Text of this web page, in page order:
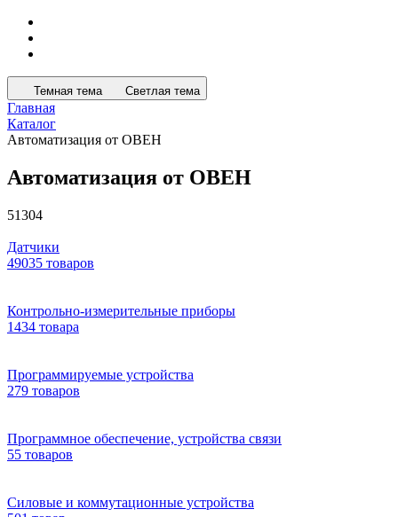
Темная тема Светлая тема
Главная
Каталог
Автоматизация от ОВЕН
Автоматизация от ОВЕН
51304
Датчики
49035 товаров
Контрольно-измерительные приборы
1434 товара
Программируемые устройства
279 товаров
Программное обеспечение, устройства связи
55 товаров
Силовые и коммутационные устройства